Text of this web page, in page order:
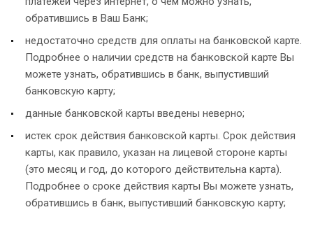
обратившись в Ваш Банк;
недостаточно средств для оплаты на банковской карте.
Подробнее о наличии средств на банковской карте Вы
можете узнать, обратившись в банк, выпустивший
банковскую карту;
данные банковской карты введены неверно;
истек срок действия банковской карты. Срок действия
карты, как правило, указан на лицевой стороне карты
(это месяц и год, до которого действительна карта).
Подробнее о сроке действия карты Вы можете узнать,
обратившись в банк, выпустивший банковскую карту;